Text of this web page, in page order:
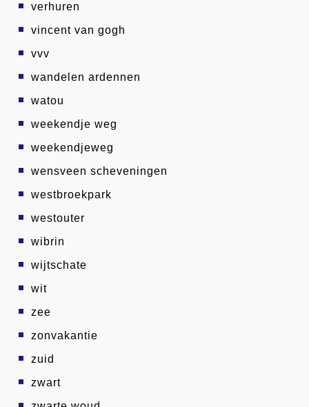
verhuren
vincent van gogh
vvv
wandelen ardennen
watou
weekendje weg
weekendjeweg
wensveen scheveningen
westbroekpark
westouter
wibrin
wijtschate
wit
zee
zonvakantie
zuid
zwart